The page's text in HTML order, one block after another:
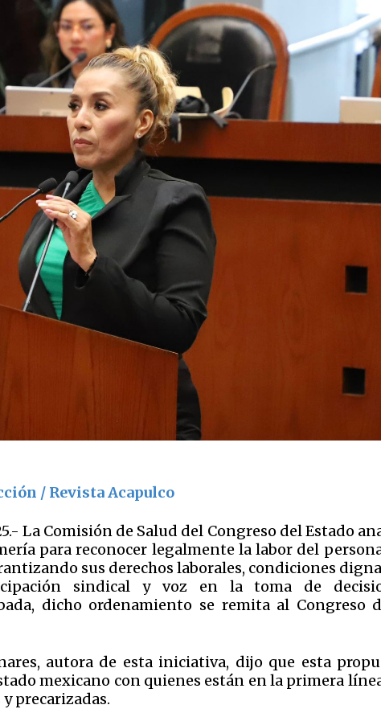
/ Revista Acapulco
La Comisión de Salud del Congreso del Estado
para reconocer legalmente la labor del
sus derechos laborales, condiciones
sindical y voz en la toma de
dicho ordenamiento se remita al Congreso
autora de esta iniciativa, dijo que esta
mexicano con quienes están en la primera
precarizadas.